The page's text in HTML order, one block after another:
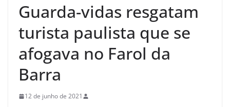
Guarda-vidas resgatam
turista paulista que se
afogava no Farol da
Barra
12 de junho de 2021